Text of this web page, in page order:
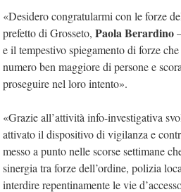
«Desidero congratularmi con le forze
prefetto di Grosseto, Paola Berardino
e il tempestivo spiegamento di forze
numero ben maggiore di persone e
proseguire nel loro intento».
«Grazie all’attività info-investigativa
attivato il dispositivo di vigilanza e
messo a punto nelle scorse settimane
sinergia tra forze dell’ordine, polizia
interdire repentinamente le vie